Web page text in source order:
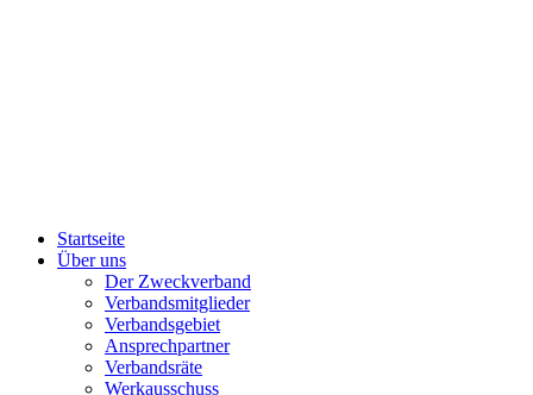
Startseite
Über uns
Der Zweckverband
Verbandsmitglieder
Verbandsgebiet
Ansprechpartner
Verbandsräte
Werkausschuss